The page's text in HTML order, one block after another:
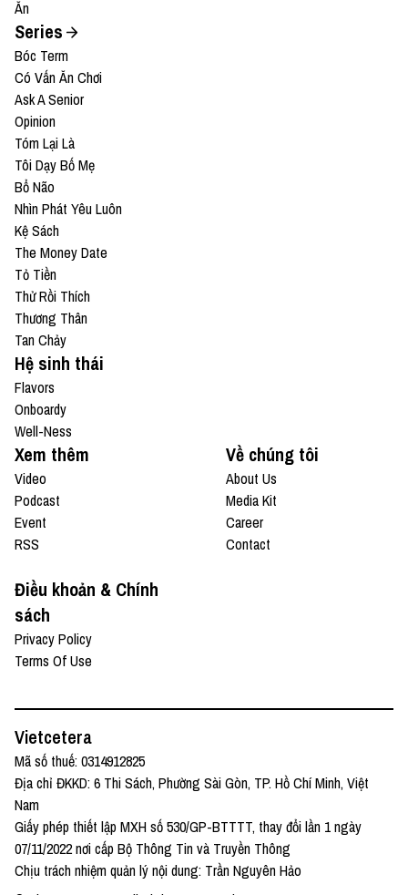
Ăn
Series
Bóc Term
Có Vấn Ăn Chơi
Ask A Senior
Opinion
Tóm Lại Là
Tôi Dạy Bố Mẹ
Bổ Não
Nhìn Phát Yêu Luôn
Kệ Sách
The Money Date
Tỏ Tiền
Thử Rồi Thích
Thương Thân
Tan Chảy
Hệ sinh thái
Flavors
Onboardy
Well-Ness
Xem thêm
Video
Podcast
Event
RSS
Về chúng tôi
About Us
Media Kit
Career
Contact
Điều khoản & Chính
sách
Privacy Policy
Terms Of Use
Vietcetera
Mã số thuế: 0314912825
Địa chỉ ĐKKD: 6 Thi Sách, Phường Sài Gòn, TP. Hồ Chí Minh, Việt
Nam
Giấy phép thiết lập MXH số 530/GP-BTTTT, thay đổi lần 1 ngày
07/11/2022 nơi cấp Bộ Thông Tin và Truyền Thông
Chịu trách nhiệm quản lý nội dung: Trần Nguyên Hảo